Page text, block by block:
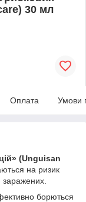
30 мл
Оплата Умови
(Unguisan
на ризик
борються